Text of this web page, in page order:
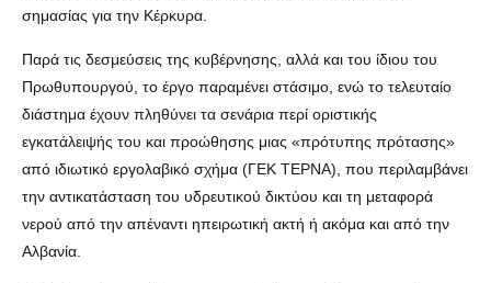
σημασίας για την Κέρκυρα.
Παρά τις δεσμεύσεις της κυβέρνησης, αλλά και του ίδιου του
Πρωθυπουργού, το έργο παραμένει στάσιμο, ενώ το τελευταίο
διάστημα έχουν πληθύνει τα σενάρια περί οριστικής
εγκατάλειψής του και προώθησης μιας «πρότυπης πρότασης»
από ιδιωτικό εργολαβικό σχήμα (ΓΕΚ ΤΕΡΝΑ), που περιλαμβάνει
την αντικατάσταση του υδρευτικού δικτύου και τη μεταφορά
νερού από την απέναντι ηπειρωτική ακτή ή ακόμα και από την
Αλβανία.